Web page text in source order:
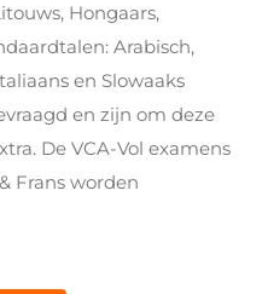
Hongaars,
Arabisch,
en Slowaaks
en zijn om deze
De VCA-Vol examens
Frans worden